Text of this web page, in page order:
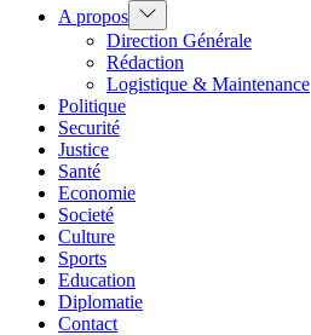
A propos Show
sub
menu
Direction Générale
Rédaction
Logistique & Maintenance
Politique
Securité
Justice
Santé
Economie
Societé
Culture
Sports
Education
Diplomatie
Contact